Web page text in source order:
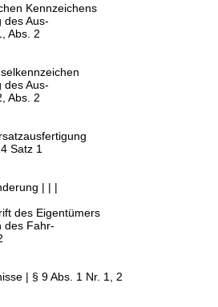
Kennzeichens
des Aus-
Abs. 2
des Aus-
Abs. 2
Satz 1
| | |
des Eigentümers
des Fahr-
| § 9 Abs. 1 Nr. 1, 2